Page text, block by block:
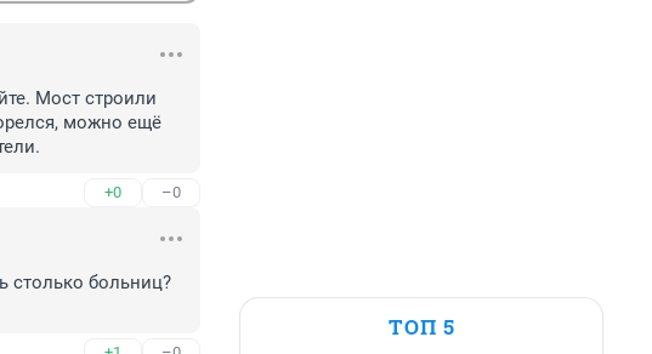
Мост строили
можно ещё
+0 –0
столько больниц?
ТОП 5